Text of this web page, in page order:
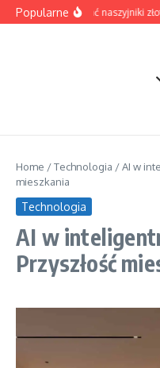
Przejdź do treści
PopularneJak dobrać naszyjniki
Home /Technologia /AI w
mieszkania
Technologia
AI w
Przyszłość